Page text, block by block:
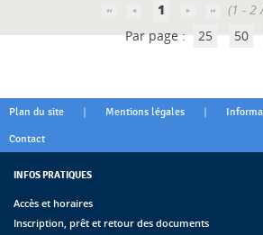
1
(1 - 2
Par page : 25 50
Plan du site | Mentions légales |
Contact
INFOS PRATIQUES
Accès et horaires
Inscription, prêt et retour des documents